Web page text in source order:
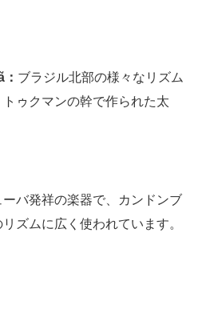
ブラジル北部の様々なリズム
ゥクマンの幹で作られた太
ーバ発祥の楽器で、カンドンブ
ズムに広く使われています。